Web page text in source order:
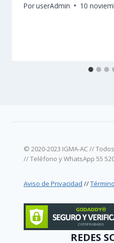
PoruserAdmin 10
© 2020-2023 IGMA-AC //
// Teléfono y WhatsApp 55
Aviso de Privacidad //
REDES